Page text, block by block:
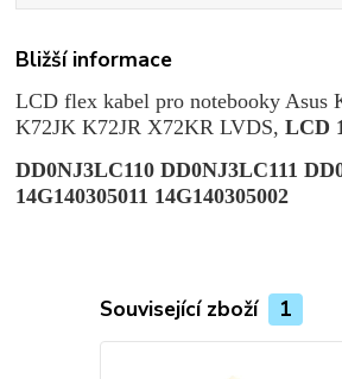
Bližší informace
LCD flex kabel pro notebooky Asus
K72JK K72JR X72KR LVDS,LCD
DD0NJ3LC110 DD0NJ3LC111
14G140305011 14G140305002
Související zboží 1